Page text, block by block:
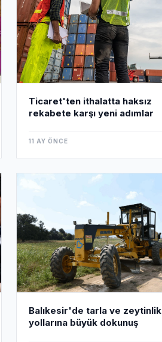
Ticaret'ten ithalatta haksız
rekabete karşı yeni adımlar
11 AY ÖNCE
Balıkesir'de tarla ve zeytinlik
yollarına büyük dokunuş